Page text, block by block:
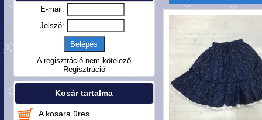
E-mail:
Jelszó:
A regisztráció nem kötelező
Regisztráció
Kosár tartalma
A kosara üres